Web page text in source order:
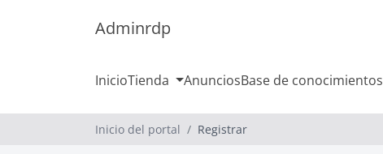
Adminrdp
InicioTienda AnunciosBase de conocimientos
Inicio del portal Registrar